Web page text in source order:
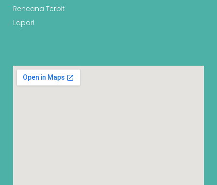
Rencana Terbit
Lapor!